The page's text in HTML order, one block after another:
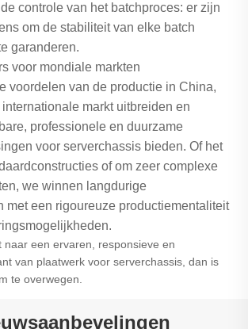
controle van het batchproces: er zijn
om de stabiliteit van elke batch
garanderen.
voor mondiale markten
voordelen van de productie in China,
markt uitbreiden en
professionele en duurzame
voor serverchassis bieden. Of het
of om zeer complexe
we winnen langdurige
met een rigoureuze productiementaliteit
naar een ervaren, responsieve en
van plaatwerk voor serverchassis, dan is
te overwegen.